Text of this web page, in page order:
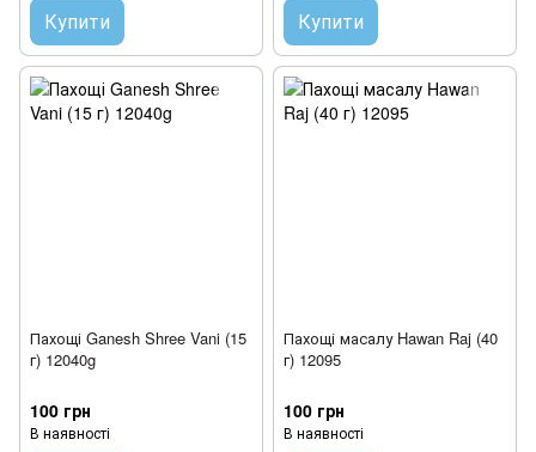
Купити Купити
Пахощі Ganesh Shree Vani (15
г) 12040g
100 грн
В наявності
Пахощі масалу Hawan Raj (40
г) 12095
100 грн
В наявності